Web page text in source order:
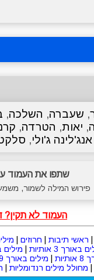
, שעברה, השלכה,
, יאות, הטרדה,
אנג'לינה ג'ולי,
שתפו את העמוד
פירוש המילה לשמור,
העמוד לא תקין?
ראשי תיבות חרוזים
באורך 3 אותיות מילים
מילים באורך 9 אותיות
מחולל מילים רנדומליות